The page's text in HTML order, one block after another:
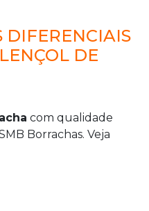
DIFERENCIAIS
DE
com qualidade
Borrachas. Veja